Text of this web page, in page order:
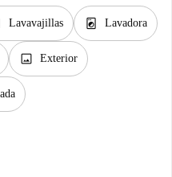
Lavavajillas local_laundry_service Lavadora
image Exterior